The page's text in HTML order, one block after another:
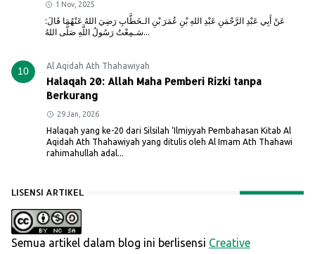
1 Nov, 2025
عَنْ أَبِي عَبْدِ الرَّحْمَنِ عَبْدِ اللهِ بْنِ عُمَرَ بْنِ الـخَطَّابِ رَضِيَ اللهُ عَنْهُمَا قَالَ:
سَـمِعْتُ رَسُولُ اللَّهِ صَلَّى اللهُ...
10 Al Aqidah Ath Thahawiyah
Halaqah 20: Allah Maha Pemberi Rizki tanpa
Berkurang
29 Jan, 2026
Halaqah yang ke-20 dari Silsilah ‘Ilmiyyah Pembahasan Kitab Al
Aqidah Ath Thahawiyah yang ditulis oleh Al Imam Ath Thahawi
rahimahullah adal...
LISENSI ARTIKEL
Semua artikel dalam blog ini berlisensi Creative